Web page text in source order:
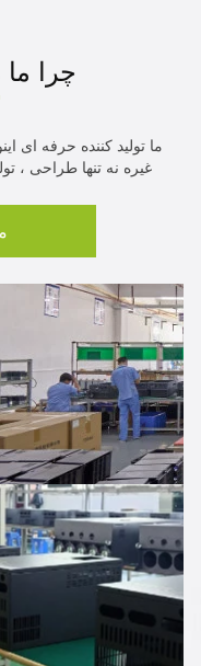
چرا ما
ما تولید کننده حرفه ای
غیره نه تنها طراحی ،